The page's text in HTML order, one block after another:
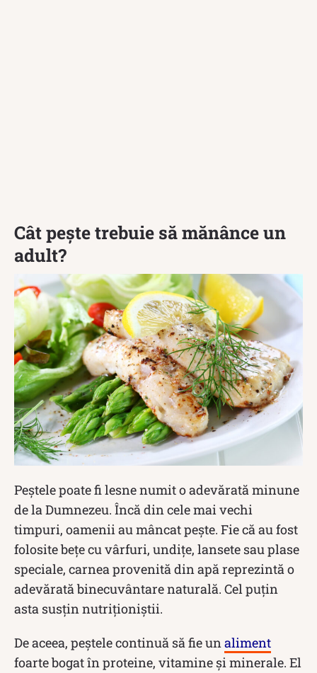
Cât pește trebuie să mănânce un
adult?
Peștele poate fi lesne numit o adevărată minune
de la Dumnezeu. Încă din cele mai vechi
timpuri, oamenii au mâncat pește. Fie că au fost
folosite bețe cu vârfuri, undițe, lansete sau plase
speciale, carnea provenită din apă reprezintă o
adevărată binecuvântare naturală. Cel puțin
asta susțin nutriționiștii.
De aceea, peștele continuă să fie unaliment
foarte bogat în proteine, vitamine și minerale. El